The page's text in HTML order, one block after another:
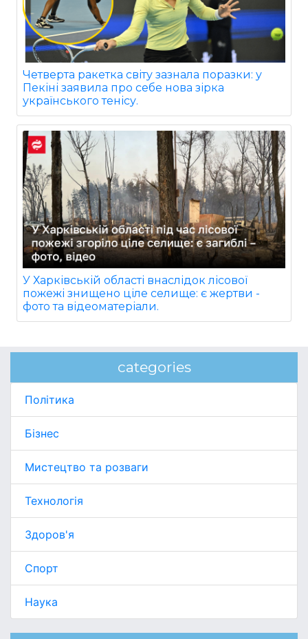
Четверта ракетка світу зазнала поразки: у
Пекіні заявила про себе нова зірка
українського тенісу.
У Харківській області внаслідок лісової
пожежі знищено ціле селище: є жертви -
фото та відеоматеріали.
categories
Політика
Бізнес
Мистецтво та розваги
Технологія
Здоров'я
Спорт
Наука